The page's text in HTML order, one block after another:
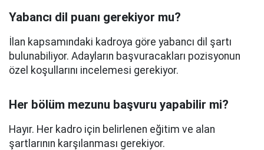
Yabancı dil puanı gerekiyor mu?
İlan kapsamındaki kadroya göre yabancı dil şartı
bulunabiliyor. Adayların başvuracakları pozisyonun
özel koşullarını incelemesi gerekiyor.
Her bölüm mezunu başvuru yapabilir mi?
Hayır. Her kadro için belirlenen eğitim ve alan
şartlarının karşılanması gerekiyor.